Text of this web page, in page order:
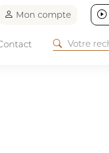
Mon compte